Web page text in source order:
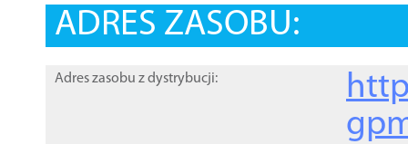
ADRES ZASOBU:
Adres zasobu z dystrybucji: